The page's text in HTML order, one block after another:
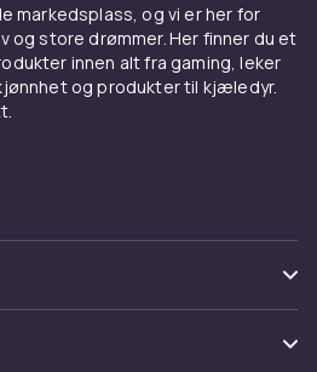
markedsplass, og vi er her for
og store drømmer. Her finner du et
innen alt fra gaming, leker
og produkter til kjæledyr.